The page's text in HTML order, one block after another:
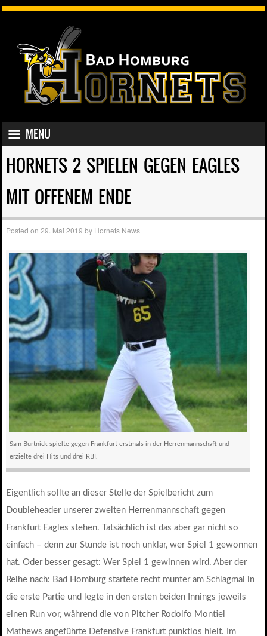
MENU
SKIP TO CONTENT
MENU
HORNETS 2 SPIELEN GEGEN EAGLES
MIT OFFENEM ENDE
Posted on29. Mai 2019 by Hornets News
Sam Burtnick spielte gegen Frankfurt erstmals in der Herrenmannschaft und
erzielte drei Hits und drei RBI.
Eigentlich sollte an dieser Stelle der Spielbericht zum
Doubleheader unserer zweiten Herrenmannschaft gegen
Frankfurt Eagles stehen. Tatsächlich ist das aber gar nicht so
einfach – denn zur Stunde ist noch unklar, wer Spiel 1 gewonnen
hat. Oder besser gesagt: Wer Spiel 1 gewinnen wird. Aber der
Reihe nach: Bad Homburg startete recht munter am Schlagmal in
die erste Partie und legte in den ersten beiden Innings jeweils
einen Run vor, während die von Pitcher Rodolfo Montiel
Mathews angeführte Defensive Frankfurt punktlos hielt. Im